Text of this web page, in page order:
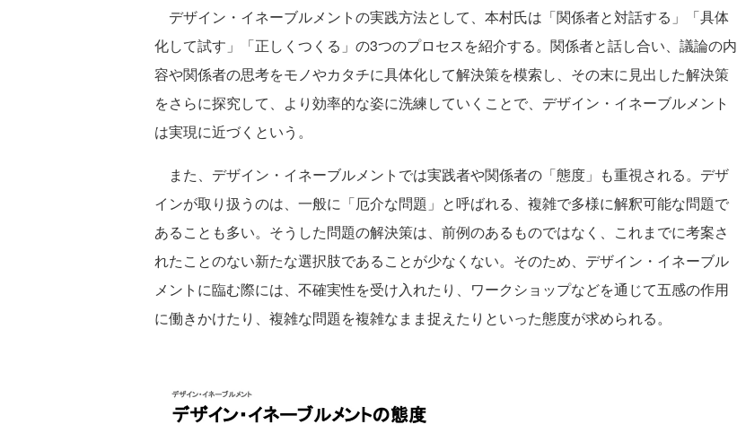
デザイン・イネーブルメントの実践方法として、本村氏は「関係者と対話する」「具体
化して試す」「正しくつくる」の3つのプロセスを紹介する。関係者と話し合い、議論の内
容や関係者の思考をモノやカタチに具体化して解決策を模索し、その末に見出した解決策
をさらに探究して、より効率的な姿に洗練していくことで、デザイン・イネーブルメント
は実現に近づくという。
また、デザイン・イネーブルメントでは実践者や関係者の「態度」も重視される。デザ
インが取り扱うのは、一般に「厄介な問題」と呼ばれる、複雑で多様に解釈可能な問題で
あることも多い。そうした問題の解決策は、前例のあるものではなく、これまでに考案さ
れたことのない新たな選択肢であることが少なくない。そのため、デザイン・イネーブル
メントに臨む際には、不確実性を受け入れたり、ワークショップなどを通じて五感の作用
に働きかけたり、複雑な問題を複雑なまま捉えたりといった態度が求められる。